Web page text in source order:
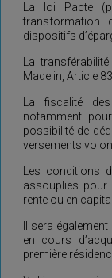
La loi Pacte
transformation
dispositifs
La
Madelin, Article
La fiscalité
notamment
possibilité de
versements
Les conditions
assouplies
rente ou en
Il sera
en cours
première